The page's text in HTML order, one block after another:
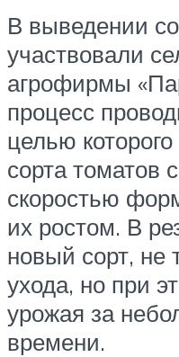
В выведении
участвовали
агрофирмы
процесс
целью
сорта томатов
скоростью
их ростом. В
новый сорт, не
ухода, но при
урожая за
времени.